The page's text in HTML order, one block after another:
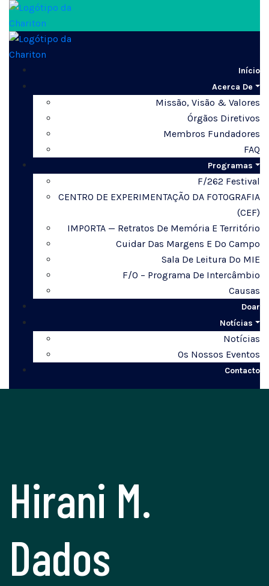
Início
Acerca De
Missão, Visão & Valores
Órgãos Diretivos
Membros Fundadores
FAQ
Programas
F/262 Festival
CENTRO DE EXPERIMENTAÇÃO DA FOTOGRAFIA
(CEF)
IMPORTA — Retratos De Memória E Território
Cuidar Das Margens E Do Campo
Sala De Leitura Do MIE
F/O – Programa De Intercâmbio
Causas
Doar
Notícias
Notícias
Os Nossos Eventos
Contacto
Hirani M.
Dados